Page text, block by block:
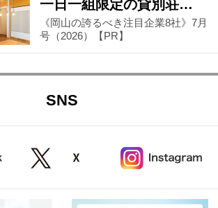
一日一組限定の貸別荘…
《岡山の誇るべき注目企業8社》7月
号（2026）【PR】
SNS